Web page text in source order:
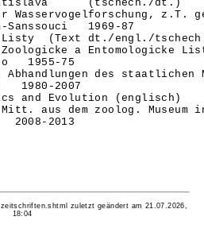
zeitschriften.shtml zuletzt geändert am 21.07.2026,
18:04